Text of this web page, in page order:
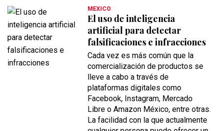
MEXICO
El uso de inteligencia
artificial para detectar
falsificaciones e infracciones
Cada vez es más común que la
comercialización de productos se
lleve a cabo a través de
plataformas digitales como
Facebook, Instagram, Mercado
Libre o Amazon México, entre otras.
La facilidad con la que actualmente